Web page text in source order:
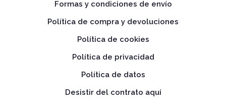
Formas y condiciones de envío
Política de compra y devoluciones
Política de cookies
Política de privacidad
Política de datos
Desistir del contrato aquí